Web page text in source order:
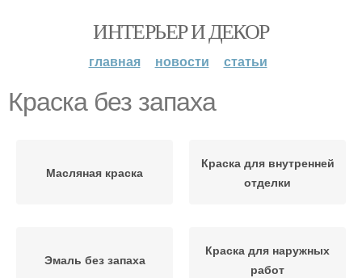
ИНТЕРЬЕР И ДЕКОР
главная новости статьи
Краска без запаха
Масляная краска
Краска для внутренней
отделки
Эмаль без запаха
Краска для наружных
работ